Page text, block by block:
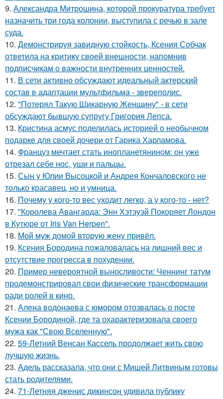
9. Александра Митрошина, которой прокуратура требует
назначить три года колонии, выступила с речью в зале
суда.
10. Демонстрируя завидную стойкость, Ксения Собчак
ответила на критику своей внешности, напомнив
подписчикам о важности внутренних ценностей.
11. В сети активно обсуждают идеальный актерский
состав в адаптации мультфильма - звереполис.
12. "Потерял Такую Шикарную Женщину" - в сети
обсуждают бывшую супругу Григория Лепса.
13. Кристина асмус поделилась историей о необычном
подарке для своей дочери от Гарика Харламова.
14. Француз мечтает стать инопланетянином: он уже
отрезал себе нос, уши и пальцы.
15. Сын у Юлии Высоцкой и Андрея Кончаловского не
только красавец, но и умница.
16. Почему у кого-то вес уходит легко, а у кого-то - нет?
17. "Королева Авангарда: Энн Хэтэуэй Покоряет Лондон
в Кутюре от Iris Van Herpen".
18. Мой муж домой вторую жену привёл.
19. Ксения Бородина пожаловалась на лишний вес и
отсутствие прогресса в похудении.
20. Пример невероятной выносливости: Ченнинг татум
продемонстрировал свои физические трансформации
ради ролей в кино.
21. Алена водонаева с юмором отозвалась о посте
Ксении Бородиной, где та охарактеризовала своего
мужа как "Свою Вселенную".
22. 59-Летний Венсан Кассель продолжает жить свою
лучшую жизнь.
23. Адель рассказала, что они с Мишей Литвиным готовы
стать родителями.
24. 71-Летняя дженис дикинсон удивила публику